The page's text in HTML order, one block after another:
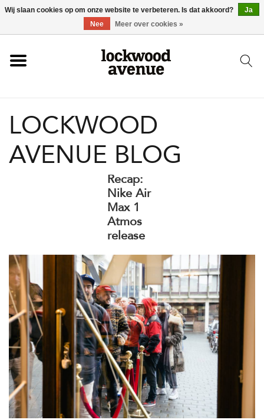
HOME
NIEUW
SCHOENEN
HOMEWARE
SALE
MERKEN
THE EDIT
LOCKWOOD
AVENUE BLOG
Recap:
Nike Air
Max 1
Atmos
release
Wij slaan cookies op om onze website te verbeteren. Is dat akkoord?
Ja
Nee
Meer over cookies »